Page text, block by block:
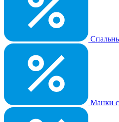
Манки